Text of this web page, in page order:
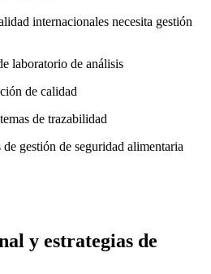
internacionales necesita gestión
laboratorio de análisis
de calidad
de trazabilidad
gestión de seguridad alimentaria
y estrategias de